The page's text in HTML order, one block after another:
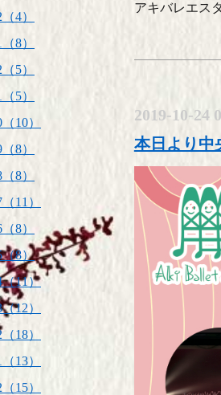
アキバレエス
2019-10-24
本日より中
4）
8）
5）
5）
10）
8）
8）
11）
8）
（8）
（11）
12）
18）
13）
15）